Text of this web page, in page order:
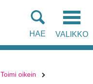
VALIKKO
HAE
Toimi oikein